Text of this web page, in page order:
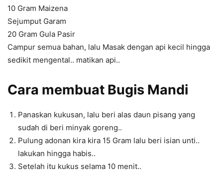
10 Gram Maizena
Sejumput Garam
20 Gram Gula Pasir
Campur semua bahan, lalu Masak dengan api kecil hingga
sedikit mengental.. matikan api..
Cara membuat Bugis Mandi
Panaskan kukusan, lalu beri alas daun pisang yang
sudah di beri minyak goreng..
Pulung adonan kira kira 15 Gram lalu beri isian unti..
lakukan hingga habis..
Setelah itu kukus selama 10 menit..